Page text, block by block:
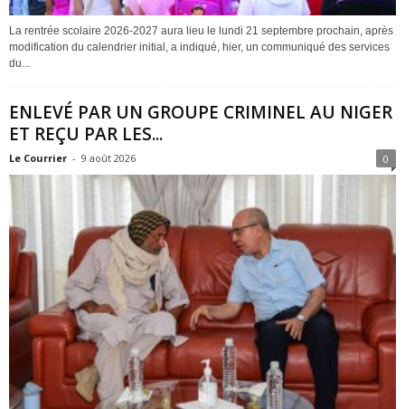
La rentrée scolaire 2026-2027 aura lieu le lundi 21 septembre prochain, après
modification du calendrier initial, a indiqué, hier, un communiqué des services
du...
ENLEVÉ PAR UN GROUPE CRIMINEL AU NIGER
ET REÇU PAR LES...
Le Courrier - 9 août 2026 0